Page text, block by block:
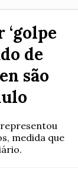
de
são
representou
medida que